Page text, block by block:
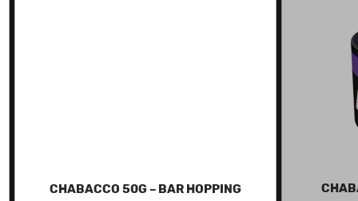
CHABACCO 50G – BAR HOPPING